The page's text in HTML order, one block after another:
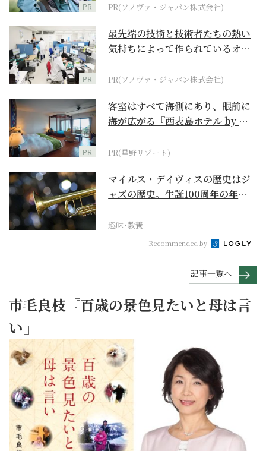
PR PR(ソノヴァ・ジャパン株式会社)
PR
最先端の技術と技術者たちの熱い
気持ちによって作られているオー
PR(ソノヴァ・ジャパン株式会社)
PR
客室はすべて海側にあり、眼前に
海が広がる『西表島ホテル by 星
PR(星野リゾート)
マイルス・デイヴィスの歴史はジ
ャズの歴史。生誕100周年の年に
趣味･教養
Recommended by
記事一覧へ
市毛良枝『百歳の景色見たいと母は言
い』